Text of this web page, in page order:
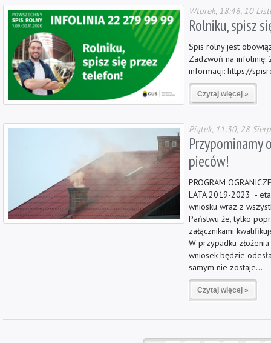
Wtorek, 18:46, 10
Rolniku, spisz
Spis rolny jest
Zadzwoń na
informacji: https://
Czytaj więcej »
Piątek, 11:30, 28
Przypominamy
pieców!
PROGRAM
LATA 2019-2023 -
wniosku wraz z
Państwu że, tylko
załącznikami
W przypadku
wniosek będzie
samym nie zostaje...
Czytaj więcej »